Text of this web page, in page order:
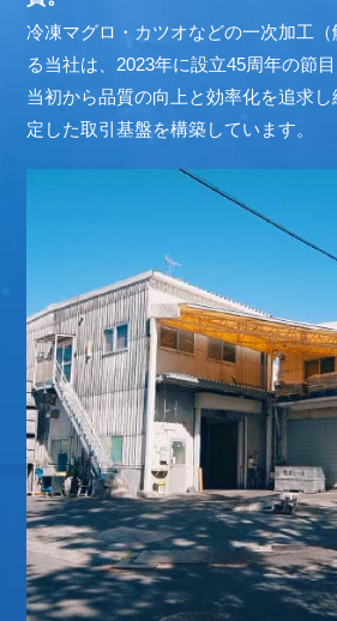
冷凍マグロ・カツオなどの一次加工
る当社は、2023年に設立45周年の節
当初から品質の向上と効率化を追求
定した取引基盤を構築しています。